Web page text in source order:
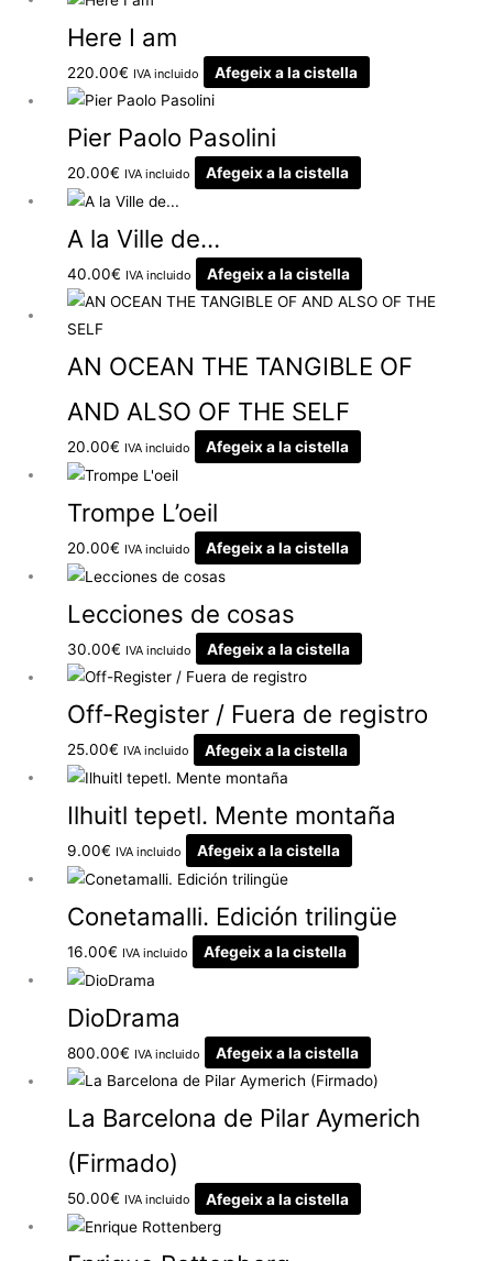
Here I am
220.00€ IVA incluido Afegeix a la cistella
Pier Paolo Pasolini
20.00€ IVA incluido Afegeix a la cistella
A la Ville de…
40.00€ IVA incluido Afegeix a la cistella
AN OCEAN THE TANGIBLE OF
AND ALSO OF THE SELF
20.00€ IVA incluido Afegeix a la cistella
Trompe L’oeil
20.00€ IVA incluido Afegeix a la cistella
Lecciones de cosas
30.00€ IVA incluido Afegeix a la cistella
Off-Register / Fuera de registro
25.00€ IVA incluido Afegeix a la cistella
Ilhuitl tepetl. Mente montaña
9.00€ IVA incluido Afegeix a la cistella
Conetamalli. Edición trilingüe
16.00€ IVA incluido Afegeix a la cistella
DioDrama
800.00€ IVA incluido Afegeix a la cistella
La Barcelona de Pilar Aymerich
(Firmado)
50.00€ IVA incluido Afegeix a la cistella